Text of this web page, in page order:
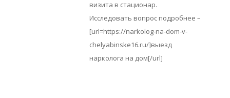
визита в стационар.
Исследовать вопрос подробнее –
[url=https://narkolog-na-dom-v-
chelyabinske16.ru/]выезд
нарколога на дом[/url]